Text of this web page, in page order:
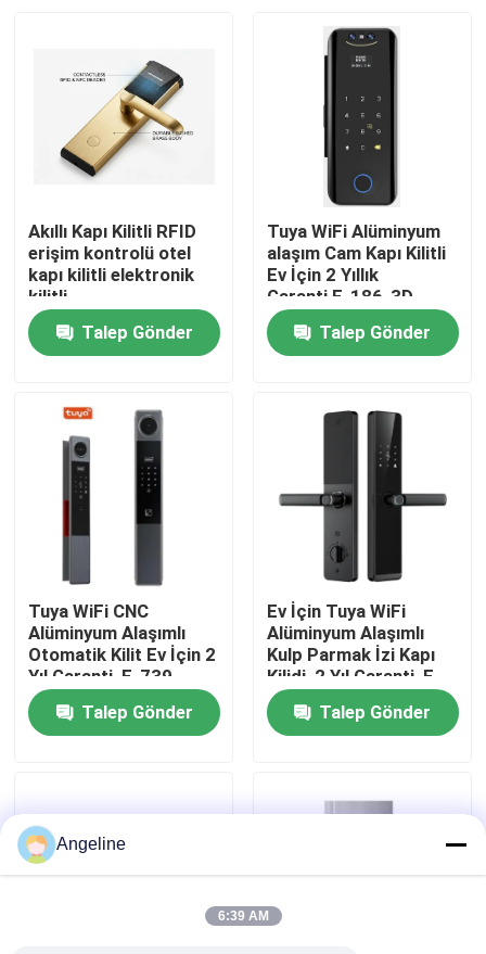
Evde
Videolar
Hakkımızda
Kalite kontrol
Haberler
Bir teklif isteği
Akıllı Kapı Kilitli RFID
erişim kontrolü otel
kapı kilitli elektronik
kilitli
Talep Gönder
Tuya WiFi Alüminyum
alaşım Cam Kapı Kilitli
Ev İçin 2 Yıllık
Garanti,E-186-3D
Talep Gönder
Tuya WiFi CNC
Alüminyum Alaşımlı
Otomatik Kilit Ev İçin 2
Yıl Garanti, E-739
Talep Gönder
Ev İçin Tuya WiFi
Alüminyum Alaşımlı
Kulp Parmak İzi Kapı
Kilidi, 2 Yıl Garanti, E-
599
Talep Gönder
Angeline
6:39 AM